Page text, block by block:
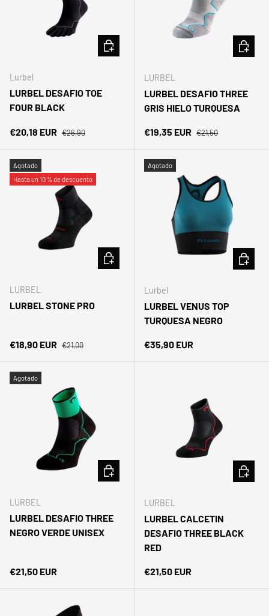
Lurbel
LURBEL DESAFIO TOE
FOUR BLACK
Precio de venta
€20,18 EUR Precio normal
€26,90
ELEGIR OPCIONES
LURBEL
LURBEL DESAFIO THREE
GRIS HIELO TURQUESA
Precio de venta
€19,35 EUR Precio normal
€21,50
ELEGIR
Agotado
Hasta un 10 % de descuento
LURBEL
LURBEL STONE PRO
Precio de venta
€18,90 EUR Precio normal
€21,00
ELEGIR OPCIONES
Agotado
Lurbel
LURBEL VENUS TOP
TURQUESA NEGRO
Precio normal
€35,90 EUR
ELEGIR
Agotado
LURBEL
LURBEL DESAFIO THREE
NEGRO VERDE UNISEX
Precio normal
€21,50 EUR
ELEGIR OPCIONES
LURBEL
LURBEL CALCETIN
DESAFIO THREE BLACK
RED
Precio normal
€21,50 EUR
ELEGIR